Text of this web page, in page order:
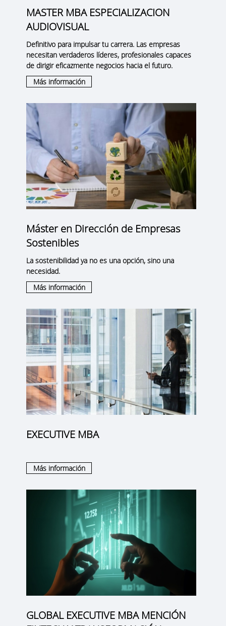
MASTER MBA ESPECIALIZACION
AUDIOVISUAL
Definitivo para impulsar tu carrera. Las empresas
necesitan verdaderos líderes, profesionales capaces
de dirigir eficazmente negocios hacia el futuro.
Más información
Máster en Dirección de Empresas
Sostenibles
La sostenibilidad ya no es una opción, sino una
necesidad.
Más información
EXECUTIVE MBA
Más información
GLOBAL EXECUTIVE MBA MENCIÓN